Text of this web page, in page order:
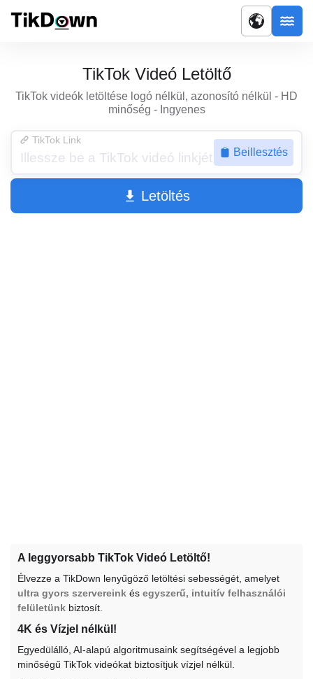
TikTok Videó Letöltő
TikTok videók letöltése logó nélkül, azonosító nélkül - HD
minőség - Ingyenes
TikTok Link
Beillesztés
Letöltés
A leggyorsabb TikTok Videó Letöltő!
Élvezze a TikDown lenyűgöző letöltési sebességét, amelyet
ultra gyors szervereink és egyszerű, intuitív felhasználói
felületünk biztosít.
4K és Vízjel nélkül!
Egyedülálló, AI-alapú algoritmusaink segítségével a legjobb
minőségű TikTok videókat biztosítjuk vízjel nélkül.